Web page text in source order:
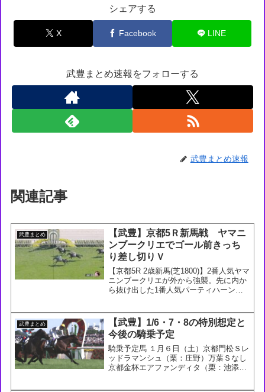
シェアする
X Facebook LINE
武豊まとめ速報をフォローする
武豊まとめ速報
関連記事
武豊まとめ
【武豊】京都5Ｒ新馬戦 ヤマニ
ンブークリエでゴール前きっち
り差し切りＶ
【京都5R 2歳新馬(芝1800)】2番人気ヤマ
ニンブークリエが外から強襲。先に内か
ら抜け出した1番人気パーティハーンを
宝ケ池特別のマイシンフォニーに続き連
勝。— ne...
武豊まとめ
【武豊】1/6・7・8の特別想定と
今後の騎乗予定
騎乗予定馬 １月６日（土）京都門松Ｓレ
ッドラマンシュ（栗：庄野）万葉Ｓなし
京都金杯エアファンディタ（栗：池添）